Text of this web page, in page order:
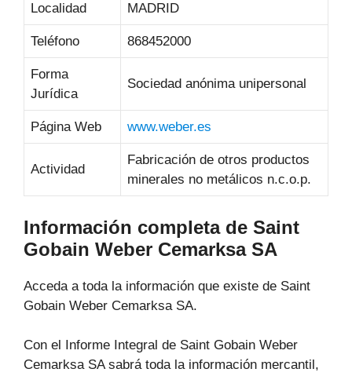
Localidad MADRID
Teléfono 868452000
Forma
Jurídica
Sociedad anónima unipersonal
Página Web www.weber.es
Actividad
Fabricación de otros productos
minerales no metálicos n.c.o.p.
Información completa de Saint
Gobain Weber Cemarksa SA
Acceda a toda la información que existe de Saint
Gobain Weber Cemarksa SA.
Con el Informe Integral de Saint Gobain Weber
Cemarksa SA sabrá toda la información mercantil,